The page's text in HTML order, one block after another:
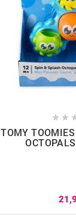
 
TOMY